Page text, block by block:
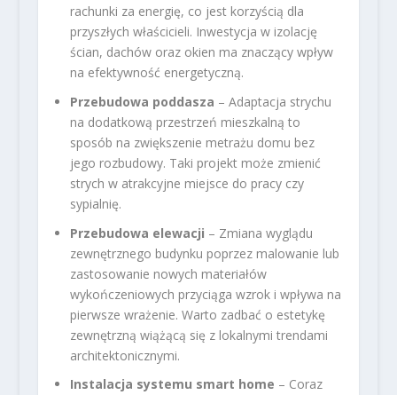
rachunki za energię, co jest korzyścią dla
przyszłych właścicieli. Inwestycja w izolację
ścian, dachów oraz okien ma znaczący wpływ
na efektywność energetyczną.
Przebudowa poddasza – Adaptacja strychu
na dodatkową przestrzeń mieszkalną to
sposób na zwiększenie metrażu domu bez
jego rozbudowy. Taki projekt może zmienić
strych w atrakcyjne miejsce do pracy czy
sypialnię.
Przebudowa elewacji – Zmiana wyglądu
zewnętrznego budynku poprzez malowanie lub
zastosowanie nowych materiałów
wykończeniowych przyciąga wzrok i wpływa na
pierwsze wrażenie. Warto zadbać o estetykę
zewnętrzną wiążącą się z lokalnymi trendami
architektonicznymi.
Instalacja systemu smart home – Coraz